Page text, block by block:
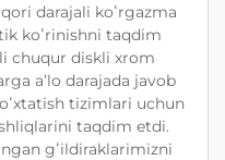
darajali koʻrgazma
koʻrinishni taqdim
chuqur diskli xrom
aʼlo darajada javob
tizimlari uchun
taqdim etdi.
gʻildiraklarimizni